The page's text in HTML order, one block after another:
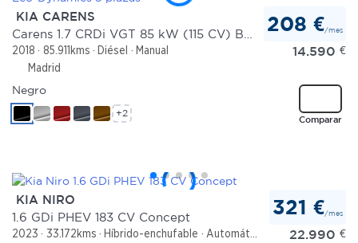
KIA CARENS
2018 85.911kms Diésel
Manual
Madrid
208 €/mes
14.590 €
Comparar
Negro
+2
KIA NIRO
1.6 GDi PHEV 183 CV Concept
2023 33.172kms Híbrido-enchufable
Automático
321 €/mes
22.990 €